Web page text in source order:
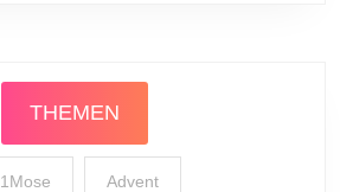
THEMEN
1Mose Advent